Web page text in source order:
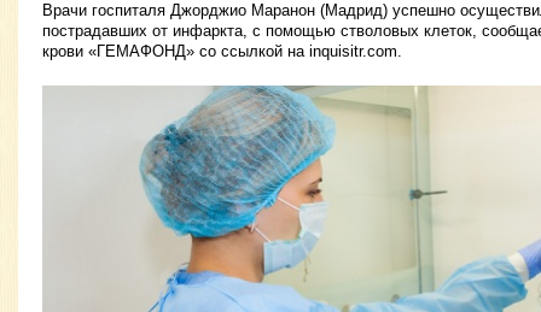
Врачи госпиталя Джорджио Маранон (Мадрид) успешно
пострадавших от инфаркта, с помощью стволовых клеток,
крови «ГЕМАФОНД» со ссылкой на inquisitr.com.